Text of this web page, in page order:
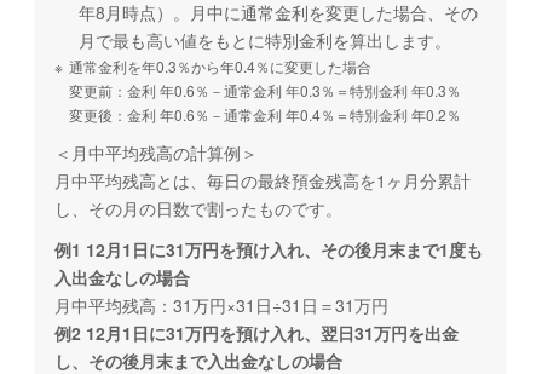
年8月時点）。月中に通常金利を変更した場合、その
月で最も高い値をもとに特別金利を算出します。
※ 通常金利を年0.3％から年0.4％に変更した場合
変更前：金利 年0.6％－通常金利 年0.3％＝特別金利 年0.3％
変更後：金利 年0.6％－通常金利 年0.4％＝特別金利 年0.2％
＜月中平均残高の計算例＞
月中平均残高とは、毎日の最終預金残高を1ヶ月分累計
し、その月の日数で割ったものです。
例1 12月1日に31万円を預け入れ、その後月末まで1度も
入出金なしの場合
月中平均残高：31万円×31日÷31日＝31万円
例2 12月1日に31万円を預け入れ、翌日31万円を出金
し、その後月末まで入出金なしの場合